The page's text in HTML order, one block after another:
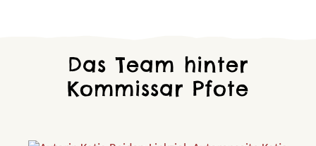
Das Team hinter
Kommissar Pfote